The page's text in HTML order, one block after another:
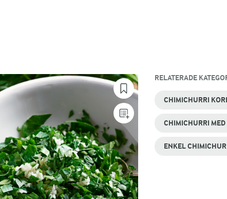
RELATERADE
CHIMICHURRI
CHIMICHURRI MED
ENKEL